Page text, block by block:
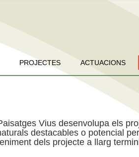
PROJECTES ACTUACIONS
Vius desenvolupa els
destacables o potencial
dels projecte a llarg